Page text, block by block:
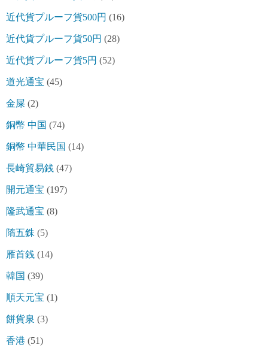
近代貨プルーフ貨500円 (16)
近代貨プルーフ貨50円 (28)
近代貨プルーフ貨5円 (52)
道光通宝 (45)
金屎 (2)
銅幣 中国 (74)
銅幣 中華民国 (14)
長崎貿易銭 (47)
開元通宝 (197)
隆武通宝 (8)
隋五銖 (5)
雁首銭 (14)
韓国 (39)
順天元宝 (1)
餅貨泉 (3)
香港 (51)